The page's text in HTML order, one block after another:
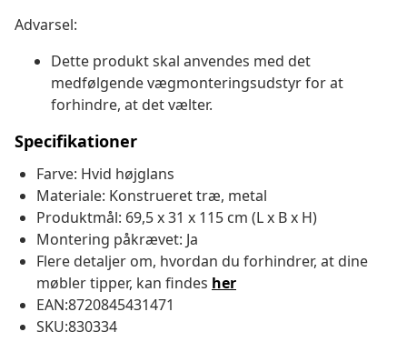
Advarsel:
Dette produkt skal anvendes med det
medfølgende vægmonteringsudstyr for at
forhindre, at det vælter.
Specifikationer
Farve: Hvid højglans
Materiale: Konstrueret træ, metal
Produktmål: 69,5 x 31 x 115 cm (L x B x H)
Montering påkrævet: Ja
Flere detaljer om, hvordan du forhindrer, at dine
møbler tipper, kan findes her
EAN:8720845431471
SKU:830334